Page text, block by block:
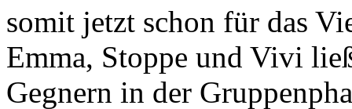
somit jetzt schon für das
Emma, Stoppe und Vivi
Gegnern in der